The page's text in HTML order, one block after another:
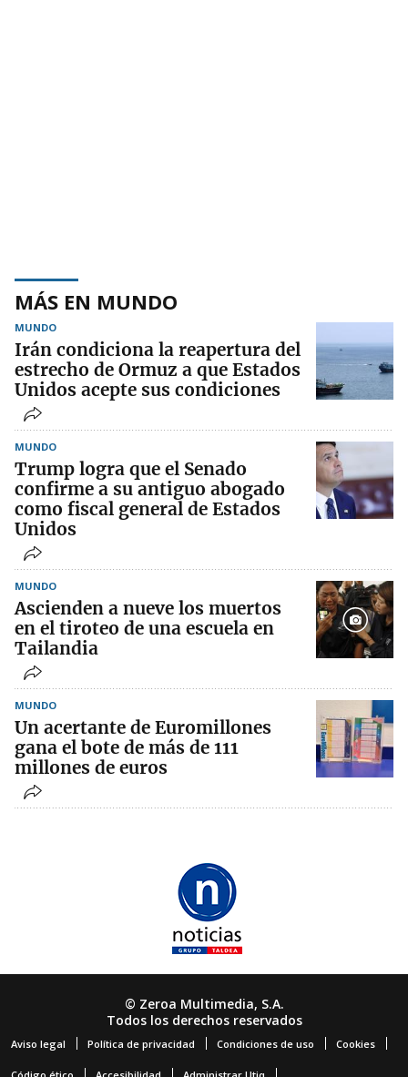
MÁS EN MUNDO
MUNDO
Irán condiciona la reapertura del
estrecho de Ormuz a que Estados
Unidos acepte sus condiciones
MUNDO
Trump logra que el Senado
confirme a su antiguo abogado
como fiscal general de Estados
Unidos
MUNDO
Ascienden a nueve los muertos
en el tiroteo de una escuela en
Tailandia
MUNDO
Un acertante de Euromillones
gana el bote de más de 111
millones de euros
© Zeroa Multimedia, S.A.
Todos los derechos reservados
Aviso legal Política de privacidad Condiciones de uso Cookies